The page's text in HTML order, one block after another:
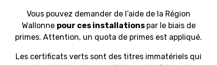
Vous pouvez demander de l’aide de la Région
Wallonne pour ces installations par le biais de
primes. Attention, un quota de primes est appliqué.
Les certificats verts sont des titres immatériels qui